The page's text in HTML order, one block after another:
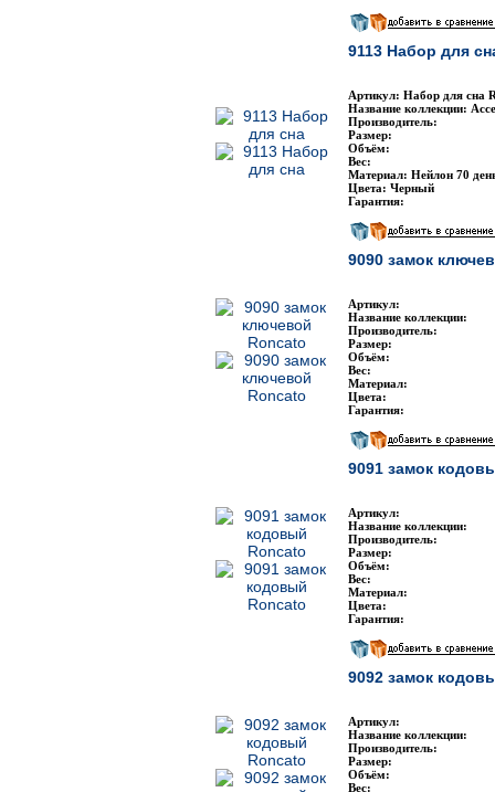
9113 Набор для
Артикул: Набор для сна
Название коллекции:
Производитель:
Размер:
Объём:
Вес:
Материал: Нейлон 70
Цвета: Черный
Гарантия:
9090 замок
Артикул:
Название коллекции:
Производитель:
Размер:
Объём:
Вес:
Материал:
Цвета:
Гарантия:
9091 замок
Артикул:
Название коллекции:
Производитель:
Размер:
Объём:
Вес:
Материал:
Цвета:
Гарантия:
9092 замок
Артикул:
Название коллекции:
Производитель:
Размер:
Объём:
Вес: